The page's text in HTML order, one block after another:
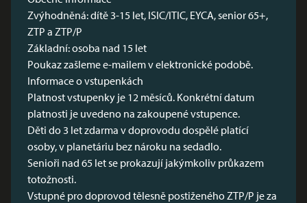
Zvýhodněná: dítě 3-15 let, ISIC/ITIC, EYCA, senior 65+,
ZTP a ZTP/P
Základní: osoba nad 15 let
Poukaz zašleme e-mailem v elektronické podobě.
Informace o vstupenkách
Platnost vstupenky je 12 měsíců. Konkrétní datum
platnosti je uvedeno na zakoupené vstupence.
Děti do 3 let zdarma v doprovodu dospělé platící
osoby, v planetáriu bez nároku na sedadlo.
Senioři nad 65 let se prokazují jakýmkoliv průkazem
totožnosti.
Vstupné pro doprovod tělesně postiženého ZTP/P je za